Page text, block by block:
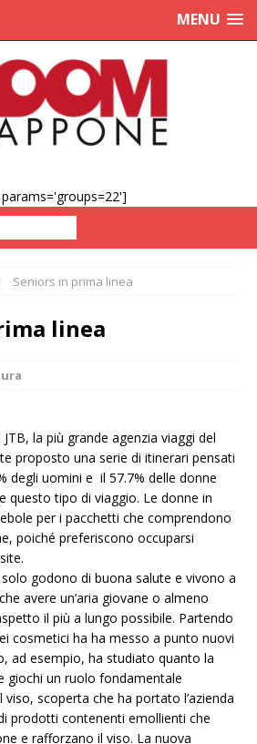
MENU
Seniors in prima linea
linea
la più grande agenzia viaggi del
proposto una serie di itinerari pensati
degli uomini e il 57.7% delle donne
questo tipo di viaggio. Le donne in
per i pacchetti che comprendono
poiché preferiscono occuparsi
godono di buona salute e vivono a
avere un’aria giovane o almeno
il più a lungo possibile. Partendo
cosmetici ha ha messo a punto nuovi
ad esempio, ha studiato quanto la
giochi un ruolo fondamentale
viso, scoperta che ha portato l’azienda
prodotti contenenti emollienti che
e rafforzano il viso. La nuova